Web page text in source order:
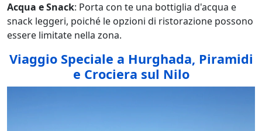
Acqua e Snack: Porta con te una bottiglia d'acqua e
snack leggeri, poiché le opzioni di ristorazione possono
essere limitate nella zona.
Viaggio Speciale a Hurghada, Piramidi
e Crociera sul Nilo